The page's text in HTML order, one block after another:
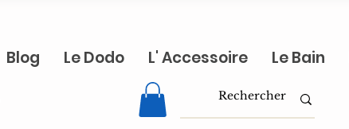
Blog Le Dodo L' Accessoire Le Bain